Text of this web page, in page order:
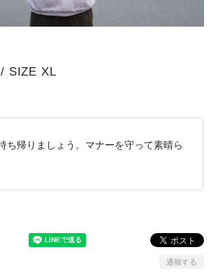
SIZE XL
ち帰りましょう。マナーを守って素晴ら
通報する